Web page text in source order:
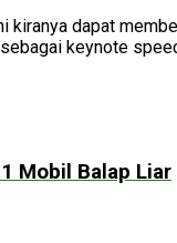
kiranya dapat
keynote
Mobil Balap Liar